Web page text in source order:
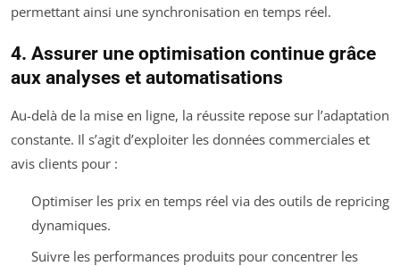
permettant ainsi une synchronisation en temps réel.
4. Assurer une optimisation continue grâce
aux analyses et automatisations
Au-delà de la mise en ligne, la réussite repose sur l’adaptation
constante. Il s’agit d’exploiter les données commerciales et
avis clients pour :
Optimiser les prix en temps réel via des outils de repricing
dynamiques.
Suivre les performances produits pour concentrer les